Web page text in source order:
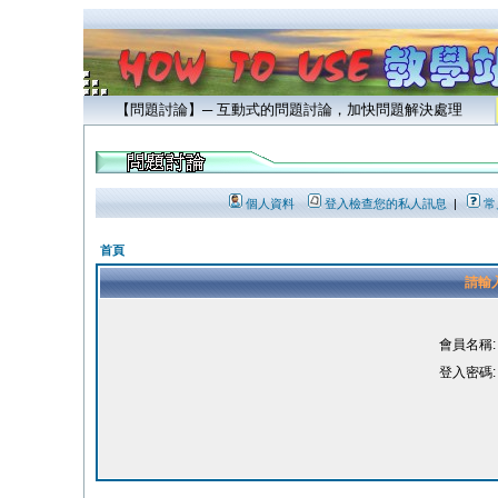
【問題討論】─ 互動式的問題討論，加快問題解決處理
個人資料 登入檢查您的私人訊息| 常
首頁
請輸
會員名稱:
登入密碼: